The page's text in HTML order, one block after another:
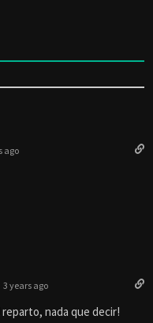
ago
3 years ago
nada que decir!